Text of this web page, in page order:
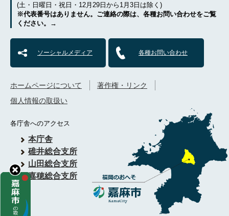
(土・日曜日・祝日・12月29日から1月3日は除く)
※代表番号はありません。ご連絡の際は、各種お問い合わせをご覧
ください。→
ソーシャルメディア 各種お問い合わせ
各庁舎へのアクセス
本庁舎
碓井総合支所
山田総合支所
嘉穂総合支所
ホームページについて
著作権・リンク
個人情報の取扱い